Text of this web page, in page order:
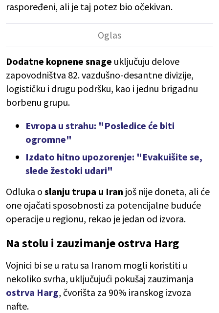
raspoređeni, ali je taj potez bio očekivan.
Dodatne kopnene snage uključuju delove
zapovodništva 82. vazdušno-desantne divizije,
logističku i drugu podršku, kao i jednu brigadnu
borbenu grupu.
Evropa u strahu: "Posledice će biti
ogromne"
Izdato hitno upozorenje: "Evakuišite se,
slede žestoki udari"
Odluka o slanju trupa u Iran još nije doneta, ali će
one ojačati sposobnosti za potencijalne buduće
operacije u regionu, rekao je jedan od izvora.
Na stolu i zauzimanje ostrva Harg
Vojnici bi se u ratu sa Iranom mogli koristiti u
nekoliko svrha, uključujući pokušaj zauzimanja
ostrva Harg, čvorišta za 90% iranskog izvoza
nafte.